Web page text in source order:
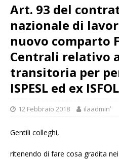
Art. 93 del
nazionale di
nuovo comparto
Centrali relativo
transitoria per
ISPESL ed ex
12 Febbraio 2018 ilaadminʹ
Gentili colleghi,
ritenendo di fare cosa gradita